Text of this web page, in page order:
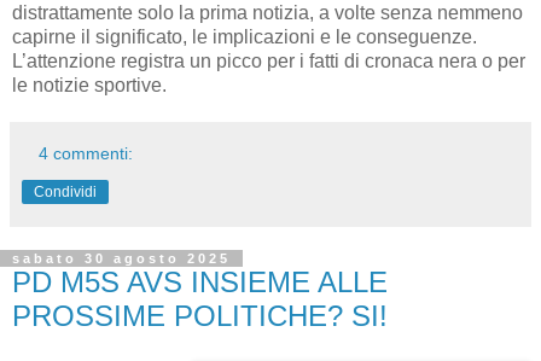
distrattamente solo la prima notizia, a volte senza nemmeno
capirne il significato, le implicazioni e le conseguenze.
L’attenzione registra un picco per i fatti di cronaca nera o per
le notizie sportive.
4 commenti:
Condividi
sabato 30 agosto 2025
PD M5S AVS INSIEME ALLE
PROSSIME POLITICHE? SI!